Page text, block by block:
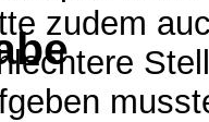
zudem